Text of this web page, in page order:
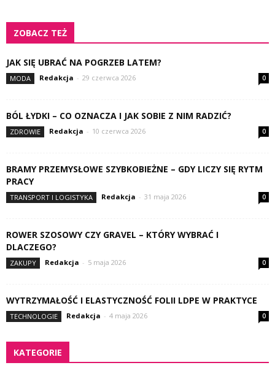
ZOBACZ TEŻ
JAK SIĘ UBRAĆ NA POGRZEB LATEM?
MODA Redakcja - 29 czerwca 2026 0
BÓL ŁYDKI – CO OZNACZA I JAK SOBIE Z NIM RADZIĆ?
ZDROWIE Redakcja - 10 czerwca 2026 0
BRAMY PRZEMYSŁOWE SZYBKOBIEŻNE – GDY LICZY SIĘ RYTM
PRACY
TRANSPORT I LOGISTYKA Redakcja - 31 maja 2026 0
ROWER SZOSOWY CZY GRAVEL – KTÓRY WYBRAĆ I
DLACZEGO?
ZAKUPY Redakcja - 5 maja 2026 0
WYTRZYMAŁOŚĆ I ELASTYCZNOŚĆ FOLII LDPE W PRAKTYCE
TECHNOLOGIE Redakcja - 4 maja 2026 0
KATEGORIE